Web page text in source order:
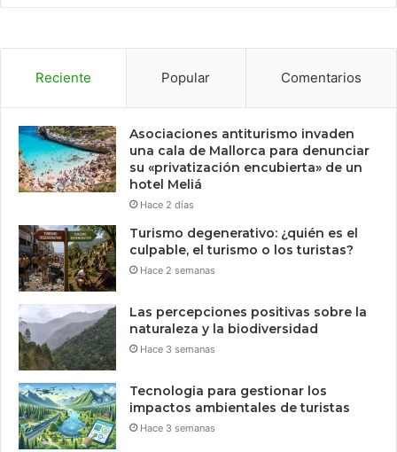
Reciente Popular Comentarios
Asociaciones antiturismo invaden
una cala de Mallorca para denunciar
su «privatización encubierta» de un
hotel Meliá
Hace 2 días
Turismo degenerativo: ¿quién es el
culpable, el turismo o los turistas?
Hace 2 semanas
Las percepciones positivas sobre la
naturaleza y la biodiversidad
Hace 3 semanas
Tecnologia para gestionar los
impactos ambientales de turistas
Hace 3 semanas